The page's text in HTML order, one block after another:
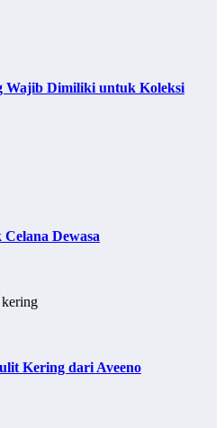
Wajib Dimiliki untuk Koleksi
Dewasa
Kering dari Aveeno